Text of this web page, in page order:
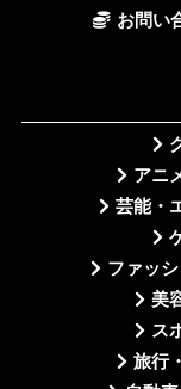
お問い
アニ
芸能・
ファッ
美
ス
旅行